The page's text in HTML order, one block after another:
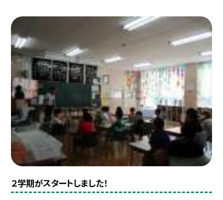
２学期がスタートしました！